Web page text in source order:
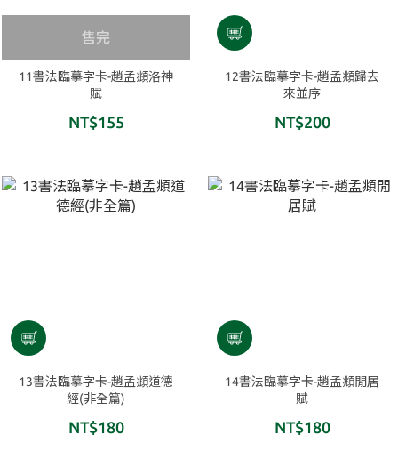
售完
11書法臨摹字卡-趙孟頫洛神
賦
NT$155
12書法臨摹字卡-趙孟頫歸去
來並序
NT$200
13書法臨摹字卡-趙孟頫道德
經(非全篇)
NT$180
14書法臨摹字卡-趙孟頫閒居
賦
NT$180